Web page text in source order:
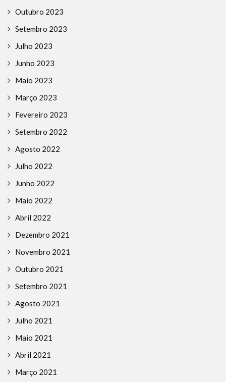
Outubro 2023
Setembro 2023
Julho 2023
Junho 2023
Maio 2023
Março 2023
Fevereiro 2023
Setembro 2022
Agosto 2022
Julho 2022
Junho 2022
Maio 2022
Abril 2022
Dezembro 2021
Novembro 2021
Outubro 2021
Setembro 2021
Agosto 2021
Julho 2021
Maio 2021
Abril 2021
Março 2021